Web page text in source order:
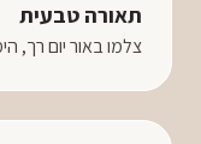
תאורה טבעית
צלמו באור יום רך,